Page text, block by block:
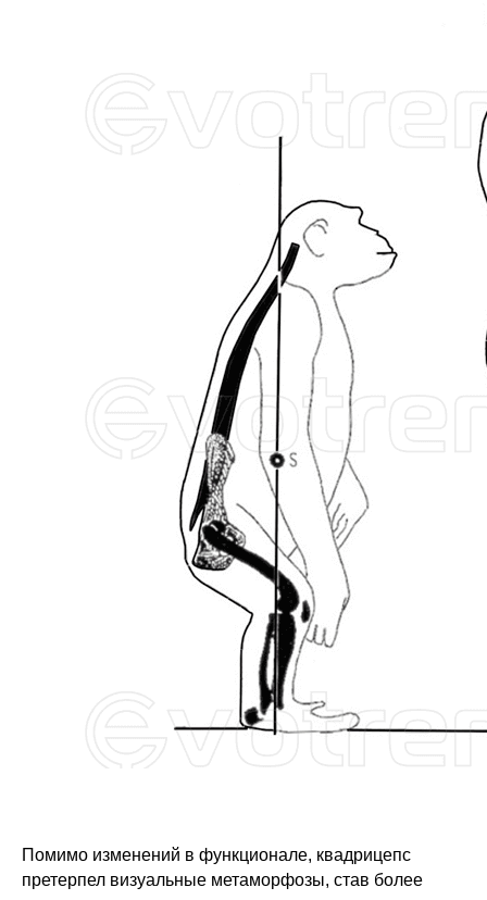
Помимо изменений в функционале, квадрицепс
претерпел визуальные метаморфозы, став более